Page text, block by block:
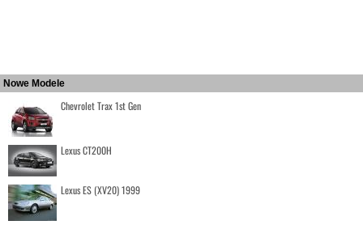
Nowe Modele
Chevrolet Trax 1st Gen
Lexus CT200H
Lexus ES (XV20) 1999